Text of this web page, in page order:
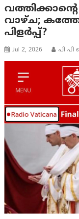
വാഴ്ച;
പിളർപ്പ്?
Jul 2, 2026 പി പി